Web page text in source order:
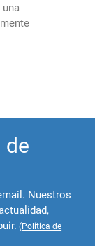
de
Nuestros
(Política de